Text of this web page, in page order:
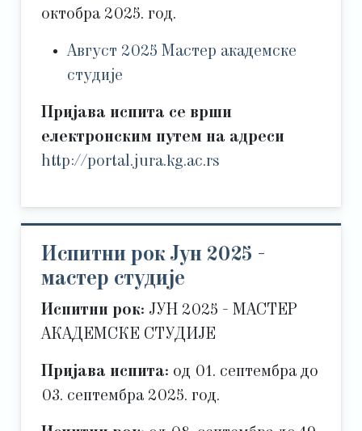
октобра 2025. год.
Август 2025 Мастер академске
студије
Пријава испита се врши
електронским путем на адреси
http://portal.jura.kg.ac.rs
Испитни рок Јун 2025 -
мастер студије
Испитни рок: ЈУН 2025 - МАСТЕР
АКАДЕМСКЕ СТУДИЈЕ
Пријава испита: од 01. септембра до
03. септембра 2025. год.